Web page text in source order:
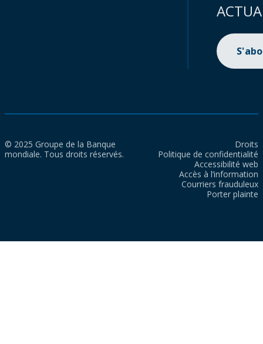
© 2025 Groupe de la Banque
mondiale. Tous droits réservés.
Droits
Politique de confidentialité
Accessibilité web
Accès à l’information
Courriers frauduleux
Porter plainte